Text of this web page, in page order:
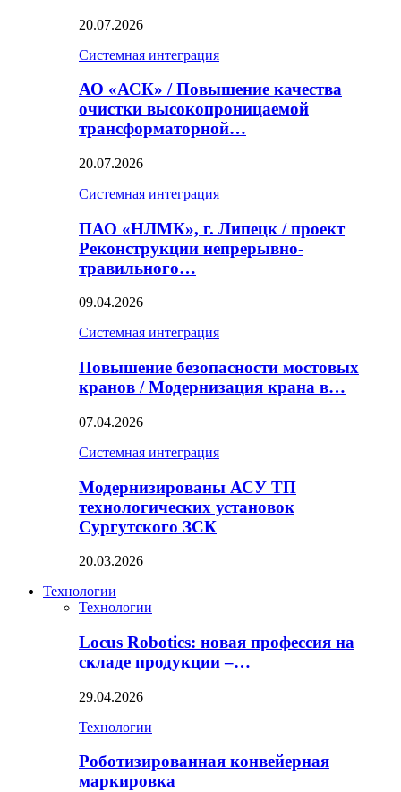
20.07.2026
Системная интеграция
АО «АСК» / Повышение качества
очистки высокопроницаемой
трансформаторной…
20.07.2026
Системная интеграция
ПАО «НЛМК», г. Липецк / проект
Реконструкции непрерывно-
травильного…
09.04.2026
Системная интеграция
Повышение безопасности мостовых
кранов / Модернизация крана в…
07.04.2026
Системная интеграция
Модернизированы АСУ ТП
технологических установок
Сургутского ЗСК
20.03.2026
Технологии
Технологии
Locus Robotics: новая профессия на
складе продукции –…
29.04.2026
Технологии
Роботизированная конвейерная
маркировка